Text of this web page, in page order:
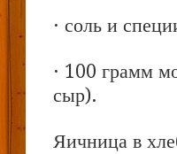
· соль и
· 100 грамм
сыр).
Яичница в